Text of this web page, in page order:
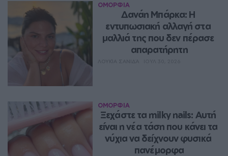
ΟΜΟΡΦΙΑ
Δανάη Μπάρκα: Η
εντυπωσιακή αλλαγή στα
μαλλιά της που δεν πέρασε
απαρατήρητη
ΟΜΟΡΦΙΑ
Ξεχάστε τα milky nails: Αυτή
είναι η νέα τάση που κάνει τα
νύχια να δείχνουν φυσικά
πανέμορφα